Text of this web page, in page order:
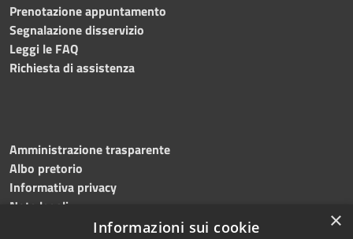
Prenotazione appuntamento
Segnalazione disservizio
Leggi le FAQ
Richiesta di assistenza
Amministrazione trasparente
Albo pretorio
Informativa privacy
Note legali
Dichiarazione di accessibilità
×
Informazioni sui cookie